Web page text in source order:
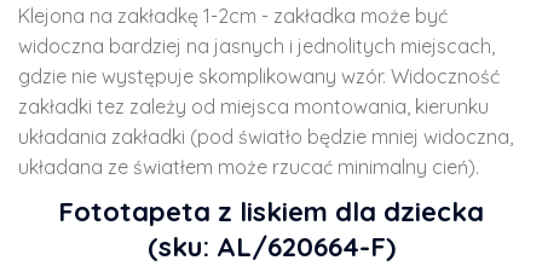
Klejona na zakładkę 1-2cm - zakładka może być
widoczna bardziej na jasnych i jednolitych miejscach,
gdzie nie występuje skomplikowany wzór. Widoczność
zakładki tez zależy od miejsca montowania, kierunku
układania zakładki (pod światło będzie mniej widoczna,
układana ze światłem może rzucać minimalny cień).
Fototapeta z liskiem dla dziecka
(sku: AL/620664-F)